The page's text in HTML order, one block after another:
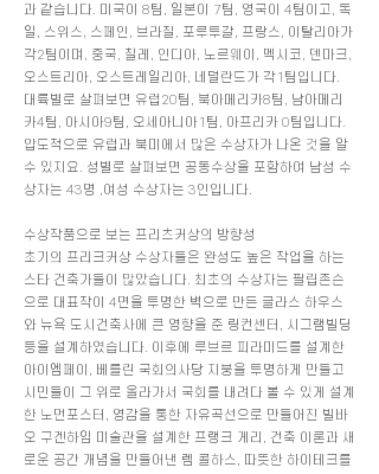
과 같습니다. 미국이 8팀, 일본이 7팀, 영국이 4팀이고, 독
일, 스위스, 스페인, 브라질, 포루투갈, 프랑스, 이탈리아가
각2팀이며, 중국, 칠레, 인디아, 노르웨이, 멕시코, 덴마크,
오스트리아, 오스트레일리아, 네덜란드가 각1팀입니다.
대륙별로 살펴보면 유럽20팀, 북아메리카8팀, 남아메리
카4팀, 아시아9팀, 오세아니아1팀, 아프리카 0팀입니다.
압도적으로 유럽과 북미에서 많은 수상자가 나온 것을 알
수 있지요. 성별로 살펴보면 공동수상을 포함하여 남성 수
상자는 43명 ,여성 수상자는 3인입니다.
수상작품으로 보는 프리츠커상의 방향성
초기의 프리크커상 수상자들은 완성도 높은 작업을 하는
스타 건축가들이 많았습니다. 최초의 수상자는 필립존슨
으로 대표작이 4면을 투명한 벽으로 만든 글라스 하우스
와 뉴욕 도시건축사에 큰 영향을 준 링컨센터, 시그램빌딩
등을 설계하였습니다. 이후에 루브르 피라미드를 설계한
아이엠페이, 베를린 국회의사당 지붕을 투명하게 만들고
시민들이 그 위로 올라가서 국회를 내려다 볼 수 있게 설계
한 노먼포스터, 영감을 통한 자유곡선으로 만들어진 빌바
오 구겐하임 미술관을 설계한 프랭크 게리, 건축 이론과 새
로운 공간 개념을 만들어낸 렘 콜하스, 따뜻한 하이테크를